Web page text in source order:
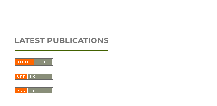
LATEST PUBLICATIONS